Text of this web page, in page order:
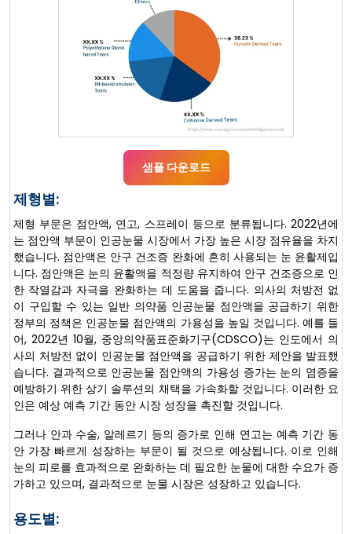
샘플 다운로드
제형별:
제형 부문은 점안액, 연고, 스프레이 등으로 분류됩니다. 2022년에
는 점안액 부문이 인공눈물 시장에서 가장 높은 시장 점유율을 차지
했습니다. 점안액은 안구 건조증 완화에 흔히 사용되는 눈 윤활제입
니다. 점안액은 눈의 윤활액을 적정량 유지하여 안구 건조증으로 인
한 작열감과 자극을 완화하는 데 도움을 줍니다. 의사의 처방전 없
이 구입할 수 있는 일반 의약품 인공눈물 점안액을 공급하기 위한
정부의 정책은 인공눈물 점안액의 가용성을 높일 것입니다. 예를 들
어, 2022년 10월, 중앙의약품표준화기구(CDSCO)는 인도에서 의
사의 처방전 없이 인공눈물 점안액을 공급하기 위한 제안을 발표했
습니다. 결과적으로 인공눈물 점안액의 가용성 증가는 눈의 염증을
예방하기 위한 상기 솔루션의 채택을 가속화할 것입니다. 이러한 요
인은 예상 예측 기간 동안 시장 성장을 촉진할 것입니다.
그러나 안과 수술, 알레르기 등의 증가로 인해 연고는 예측 기간 동
안 가장 빠르게 성장하는 부문이 될 것으로 예상됩니다. 이로 인해
눈의 피로를 효과적으로 완화하는 데 필요한 눈물에 대한 수요가 증
가하고 있으며, 결과적으로 눈물 시장은 성장하고 있습니다.
용도별: